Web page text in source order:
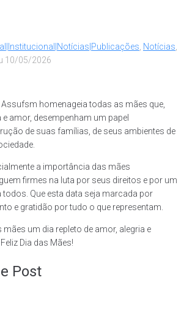
Notícias
10/05/2026
Assufsm homenageia todas as mães que,
amor, desempenham um papel
de suas famílias, de seus ambientes de
a importância das mães
firmes na luta por seus direitos e por um
Que esta data seja marcada por
e gratidão por tudo o que representam.
um dia repleto de amor, alegria e
Dia das Mães!
Post